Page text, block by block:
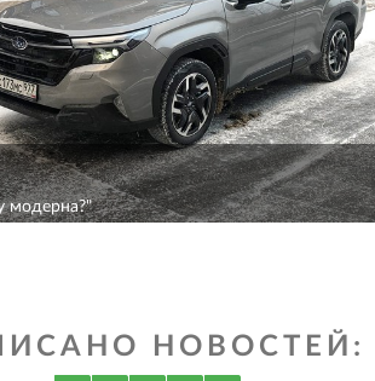
модерна?"
НОВОСТЕЙ: